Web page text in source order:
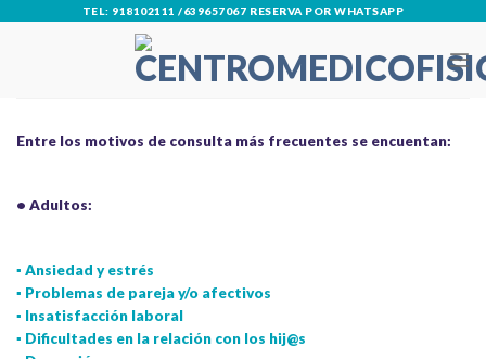
TEL: 918102111 /639657067 RESERVA POR WHATSAPP
Entre los motivos de consulta más frecuentes se encuentan:
• Adultos:
▪ Ansiedad y estrés
▪ Problemas de pareja y/o afectivos
▪ Insatisfacción laboral
▪ Dificultades en la relación con los hij@s